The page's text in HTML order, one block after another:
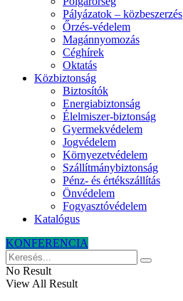
Pályázatok – közbeszerzés
Őrzés-védelem
Magánnyomozás
Céghírek
Oktatás
Közbiztonság
Biztosítók
Energiabiztonság
Élelmiszer-biztonság
Gyermekvédelem
Jogvédelem
Környezetvédelem
Szállítmánybiztonság
Pénz- és értékszállítás
Önvédelem
Fogyasztóvédelem
Katalógus
KONFERENCIA
No Result
View All Result